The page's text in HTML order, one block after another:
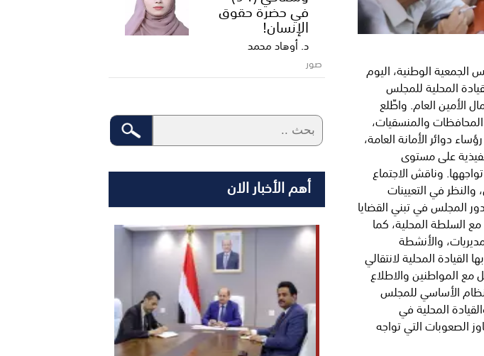
الجمعية الوطنية، اليوم
المحلية للمجلس
الأمين العام. واطّلع
والمنسقيات،
دوائر الأمانة العامة،
على مستوى
وناقش الاجتماع
في التعيينات
المجلس في تبني القضايا
السلطة المحلية، كما
والأنشطة
القيادة المحلية لانتقالي
المواطنين والاطلاع
الأساسي للمجلس
المحلية في
الصعوبات التي تواجه
في حضرة حقوق
الإنسان!
د. أوهاد محمد
صور
أهم الأخبار الان